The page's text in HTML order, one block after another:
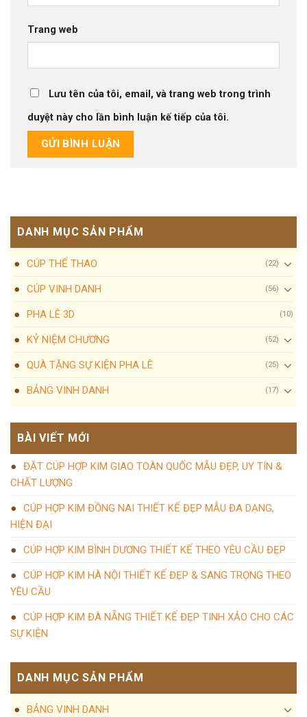
Trang web
Lưu tên của tôi, email, và trang web trong trình
duyệt này cho lần bình luận kế tiếp của tôi.
DANH MỤC SẢN PHẨM
CÚP THỂ THAO (22)
CÚP VINH DANH (56)
PHA LÊ 3D (10)
KỶ NIỆM CHƯƠNG (52)
QUÀ TẶNG SỰ KIỆN PHA LÊ (25)
BẢNG VINH DANH (17)
BÀI VIẾT MỚI
ĐẶT CÚP HỢP KIM GIAO TOÀN QUỐC MẪU ĐẸP, UY TÍN &
CHẤT LƯỢNG
CÚP HỢP KIM ĐỒNG NAI THIẾT KẾ ĐẸP MẪU ĐA DẠNG,
HIỆN ĐẠI
CÚP HỢP KIM BÌNH DƯƠNG THIẾT KẾ THEO YÊU CẦU ĐẸP
CÚP HỢP KIM HÀ NỘI THIẾT KẾ ĐẸP & SANG TRỌNG THEO
YÊU CẦU
CÚP HỢP KIM ĐÀ NẴNG THIẾT KẾ ĐẸP TINH XẢO CHO CÁC
SỰ KIỆN
DANH MỤC SẢN PHẨM
BẢNG VINH DANH